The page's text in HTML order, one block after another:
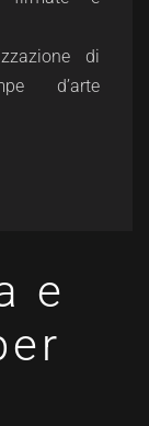
di
d’arte
e